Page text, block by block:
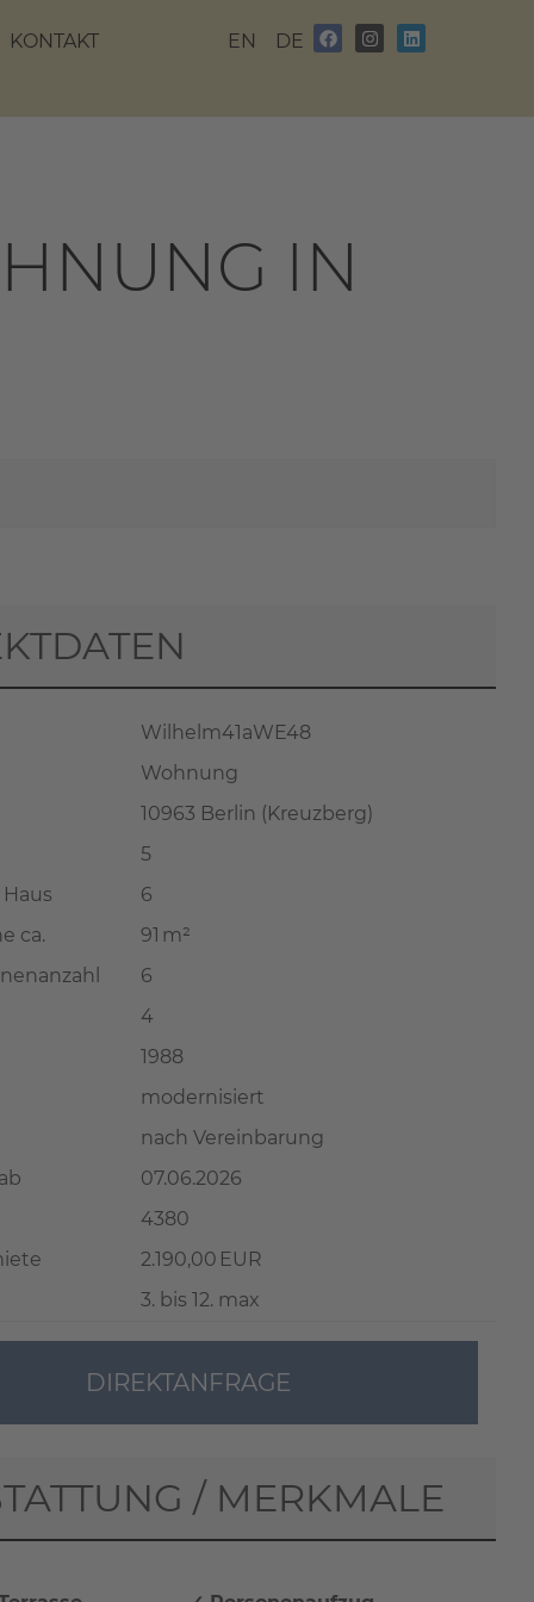
KONTAKT
EN DE
IN
Wilhelm41aWE48
Wohnung
10963 Berlin (Kreuzberg)
5
6
ca.
91 m²
6
4
1988
modernisiert
nach Vereinbarung
07.06.2026
4380
2.190,00 EUR
3. bis 12. max
DIREKTANFRAGE
/ MERKMALE